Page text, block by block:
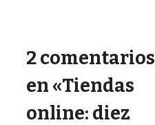
2 comentarios
en «Tiendas
online: diez